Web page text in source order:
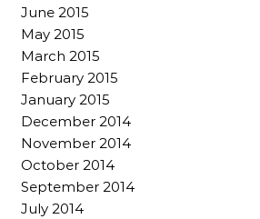
June 2015
May 2015
March 2015
February 2015
January 2015
December 2014
November 2014
October 2014
September 2014
July 2014